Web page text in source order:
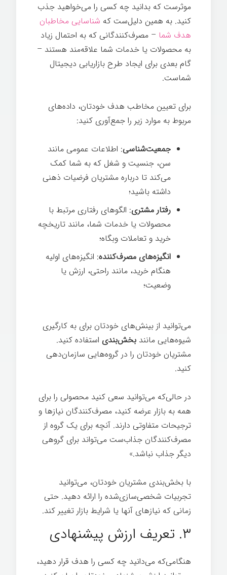
موثرست که بدانید چه کسی را می‌خواهید جذب
کنید. به همین دلیل‌ست که شناسایی مخاطبان
هدف شما – مصرف‌کنندگانی که به احتمال زیاد
به محصولات یا خدمات شما علاقه‌مند هستند –
گام بعدی برای ایجاد طرح بازاریابی دیجیتال
شماست.
برای تعیین مخاطب هدف خودتان، داده‌های
مربوط به موارد زیر را جمع‌آوری کنید:
جمعیت‌شناسی: اطلاعات عمومی مانند
سن، جنسیت و شغل که به شما کمک
می‌کند تا درباره مشتریان فرضیات ذهنی
داشته باشید؛
رفتار مشتری: الگوهای رفتاری مرتبط با
محصولات یا خدمات شما، مانند تاریخچه
خرید و تعاملات وبگاه؛
انگیزه‌های مصرف‌کننده: انگیزه‌های اولیه
هنگام خرید، مانند راحتی، ارزش یا
وضعیت؛
می‌توانید از بینش‌های خودتان برای به کارگیری
شیوه‌هایی مانند بخش‌بندی استفاده کنید.
مشتریان خودتان را در گروه‌هایی سازمان‌دهی
کنید.
در حالی‌که می‌توانید سعی کنید محصولی را برای
همه به بازار عرضه کنید، مصرف‌کنندگان نیازها و
ترجیحات متفاوتی دارند. آنچه برای یک گروه از
مصرف‌کنندگان جذاب‌ست می‌تواند برای گروهی
دیگر جذاب نباشد.»
با بخش‌بندی مشتریان خودتان، می‌توانید
تجربیات شخصی‌سازی‌شده را ارائه دهید. حتی
زمانی که نیازهای آنها یا شرایط بازار تغییر کند.
۳. تعریف ارزش پیشنهادی
هنگامی‌که می‌دانید چه کسی را هدف قرار دهید،